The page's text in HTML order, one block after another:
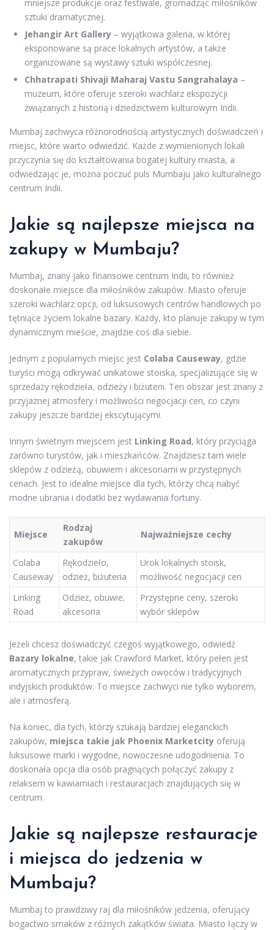
mniejsze produkcje oraz festiwale, gromadząc miłośników
sztuki dramatycznej.
Jehangir Art Gallery – wyjątkowa galeria, w której
eksponowane są prace lokalnych artystów, a także
organizowane są wystawy sztuki współczesnej.
Chhatrapati Shivaji Maharaj Vastu Sangrahalaya –
muzeum, które oferuje szeroki wachlarz ekspozycji
związanych z historią i dziedzictwem kulturowym Indii.
Mumbaj zachwyca różnorodnością artystycznych doświadczeń i
miejsc, które warto odwiedzić. Każde z wymienionych lokali
przyczynia się do kształtowania bogatej kultury miasta, a
odwiedzając je, można poczuć puls Mumbaju jako kulturalnego
centrum Indii.
Jakie są najlepsze miejsca na
zakupy w Mumbaju?
Mumbaj, znany jako finansowe centrum Indii, to również
doskonałe miejsce dla miłośników zakupów. Miasto oferuje
szeroki wachlarz opcji, od luksusowych centrów handlowych po
tętniące życiem lokalne bazary. Każdy, kto planuje zakupy w tym
dynamicznym mieście, znajdzie coś dla siebie.
Jednym z popularnych miejsc jest Colaba Causeway, gdzie
turyści mogą odkrywać unikatowe stoiska, specjalizujące się w
sprzedaży rękodzieła, odzieży i biżuterii. Ten obszar jest znany z
przyjaznej atmosfery i możliwości negocjacji cen, co czyni
zakupy jeszcze bardziej ekscytującymi.
Innym świetnym miejscem jest Linking Road, który przyciąga
zarówno turystów, jak i mieszkańców. Znajdziesz tam wiele
sklepów z odzieżą, obuwiem i akcesoriami w przystępnych
cenach. Jest to idealne miejsce dla tych, którzy chcą nabyć
modne ubrania i dodatki bez wydawania fortuny.
Miejsce
Rodzaj
zakupów
Najważniejsze cechy
Colaba
Causeway
Rękodzieło,
odzież, biżuteria
Urok lokalnych stoisk,
możliwość negocjacji cen
Linking
Road
Odzież, obuwie,
akcesoria
Przystępne ceny, szeroki
wybór sklepów
Jeżeli chcesz doświadczyć czegoś wyjątkowego, odwiedź
Bazary lokalne, takie jak Crawford Market, który pełen jest
aromatycznych przypraw, świeżych owoców i tradycyjnych
indyjskich produktów. To miejsce zachwyci nie tylko wyborem,
ale i atmosferą.
Na koniec, dla tych, którzy szukają bardziej eleganckich
zakupów, miejsca takie jak Phoenix Marketcity oferują
luksusowe marki i wygodne, nowoczesne udogodnienia. To
doskonała opcja dla osób pragnących połączyć zakupy z
relaksem w kawiarniach i restauracjach znajdujących się w
centrum.
Jakie są najlepsze restauracje
i miejsca do jedzenia w
Mumbaju?
Mumbaj to prawdziwy raj dla miłośników jedzenia, oferujący
bogactwo smaków z różnych zakątków świata. Miasto łączy w